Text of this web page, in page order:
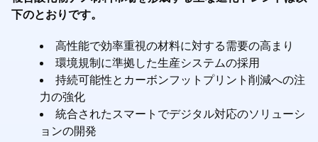
下のとおりです。
高性能で効率重視の材料に対する需要の高まり
環境規制に準拠した生産システムの採用
持続可能性とカーボンフットプリント削減への注
力の強化
統合されたスマートでデジタル対応のソリューシ
ョンの開発